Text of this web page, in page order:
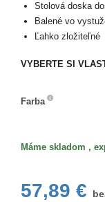
Stolová doska
Balené vo
Ľahko zložiteľné
VYBERTE SI
Farba
Máme skladom ,
57,89 €